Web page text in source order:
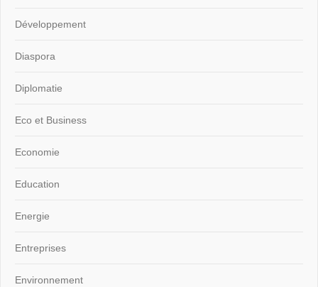
Développement
Diaspora
Diplomatie
Eco et Business
Economie
Education
Energie
Entreprises
Environnement